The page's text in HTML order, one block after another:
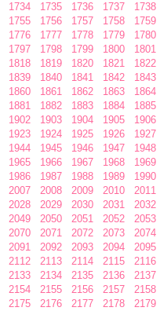
1734 1735 1736 1737 1738
1755 1756 1757 1758 1759
1776 1777 1778 1779 1780
1797 1798 1799 1800 1801
1818 1819 1820 1821 1822
1839 1840 1841 1842 1843
1860 1861 1862 1863 1864
1881 1882 1883 1884 1885
1902 1903 1904 1905 1906
1923 1924 1925 1926 1927
1944 1945 1946 1947 1948
1965 1966 1967 1968 1969
1986 1987 1988 1989 1990
2007 2008 2009 2010 2011
2028 2029 2030 2031 2032
2049 2050 2051 2052 2053
2070 2071 2072 2073 2074
2091 2092 2093 2094 2095
2112 2113 2114 2115 2116
2133 2134 2135 2136 2137
2154 2155 2156 2157 2158
2175 2176 2177 2178 2179